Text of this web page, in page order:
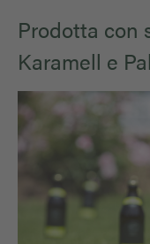
Prodotta con
Karamell e